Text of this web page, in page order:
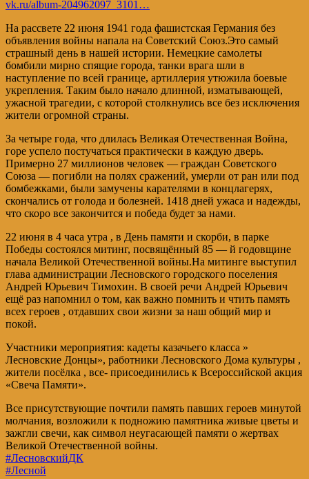
vk.ru/album-204962097_3101…
На рассвете 22 июня 1941 года фашистская Германия без
объявления войны напала на Советский Союз.Это самый
страшный день в нашей истории. Немецкие самолеты
бомбили мирно спящие города, танки врага шли в
наступление по всей границе, артиллерия утюжила боевые
укрепления. Таким было начало длинной, изматывающей,
ужасной трагедии, с которой столкнулись все без исключения
жители огромной страны.
За четыре года, что длилась Великая Отечественная Война,
горе успело постучаться практически в каждую дверь.
Примерно 27 миллионов человек — граждан Советского
Союза — погибли на полях сражений, умерли от ран или под
бомбежками, были замучены карателями в концлагерях,
скончались от голода и болезней. 1418 дней ужаса и надежды,
что скоро все закончится и победа будет за нами.
22 июня в 4 часа утра , в День памяти и скорби, в парке
Победы состоялся митинг, посвящённый 85 — й годовщине
начала Великой Отечественной войны.На митинге выступил
глава администрации Лесновского городского поселения
Андрей Юрьевич Тимохин. В своей речи Андрей Юрьевич
ещё раз напомнил о том, как важно помнить и чтить память
всех героев , отдавших свои жизни за наш общий мир и
покой.
Участники мероприятия: кадеты казачьего класса »
Лесновские Донцы», работники Лесновского Дома культуры ,
жители посёлка , все- присоединились к Всероссийской акция
«Свеча Памяти».
Все присутствующие почтили память павших героев минутой
молчания, возложили к подножию памятника живые цветы и
зажгли свечи, как символ неугасающей памяти о жертвах
Великой Отечественной войны.
#ЛесновскийДК
#Лесной